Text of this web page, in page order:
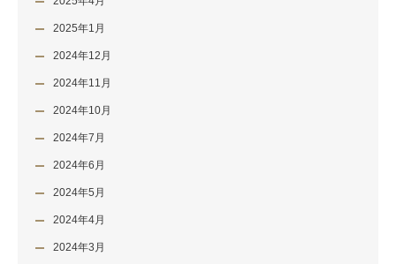
2025年1月
2024年12月
2024年11月
2024年10月
2024年7月
2024年6月
2024年5月
2024年4月
2024年3月